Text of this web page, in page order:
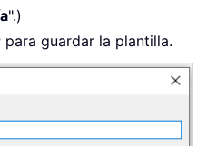
".)
para guardar la plantilla.